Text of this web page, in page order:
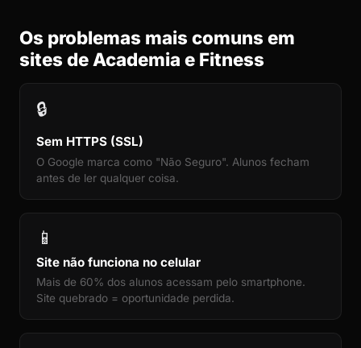
Os problemas mais comuns em
sites de Academia e Fitness
🔒
Sem HTTPS (SSL)
O Google marca como "Não Seguro". Alunos fecham
antes de ler qualquer coisa.
📱
Site não funciona no celular
Mais de 60% dos alunos acessam pelo smartphone.
Site quebrado = oportunidade perdida.